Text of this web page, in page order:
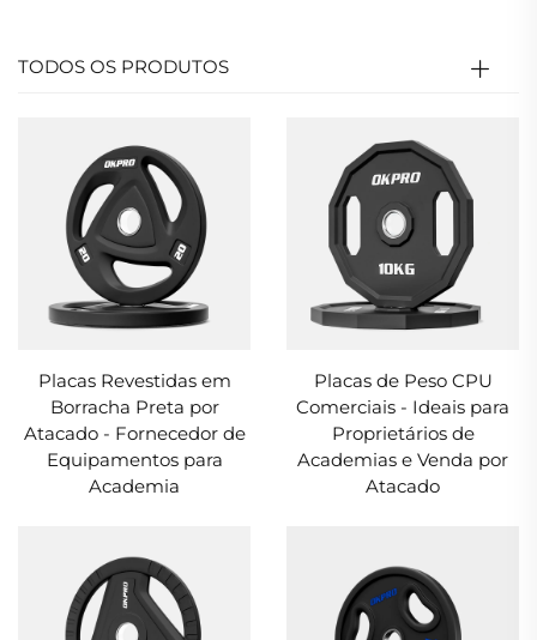
Nossos produtos estão disponíveis em opções
diversas necessidades de treinamento sejam
atendidas. Projetadas para
academias
comerciais profissionais
distribuidores
Atacadistas, nosso placas de halteressão
desenvolvidas para desempenho duradouro,
alta durabilidade e segurança durante
são o complemento perfeito para qualquer
academia, oferecendo qualidade superior e
valor para instalações de fitness de todos os
TODOS OS PRODUTOS
Placas Revestidas em
Borracha Preta por
Atacado - Fornecedor de
Equipamentos para
Academia
Placas de Peso CPU
Comerciais - Ideais para
Proprietários de
Academias e Venda por
Atacado